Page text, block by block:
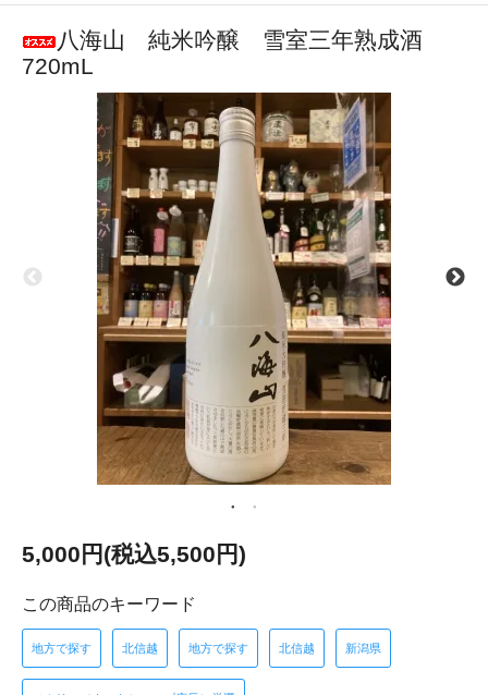
八海山 純米吟醸 雪室三年熟成酒
720mL
5,000円(税込5,500円)
この商品のキーワード
地方で探す 北信越 地方で探す 北信越 新潟県